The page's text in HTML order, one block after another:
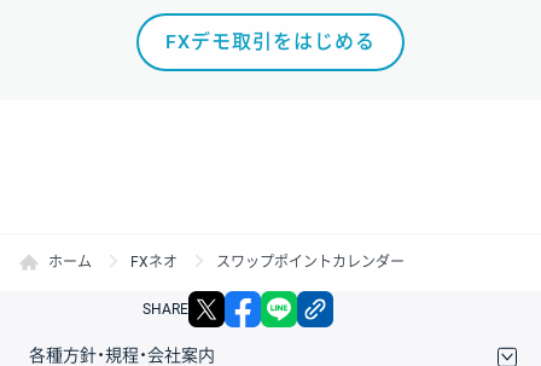
FXデモ取引をはじめる
ホーム FXネオ スワップポイントカレンダー
SHARE X facebook
各種方針・規程・会社案内